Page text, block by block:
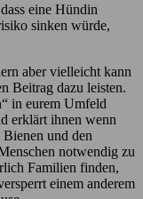
eine Hündin
sinken würde,
aber vielleicht kann
Beitrag dazu leisten.
in eurem Umfeld
erklärt ihnen wenn
und den
notwendig zu
Familien finden,
einem anderem